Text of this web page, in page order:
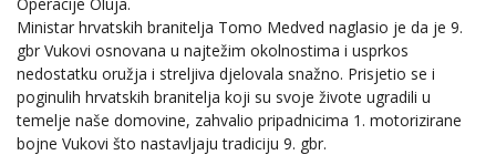
Ministar hrvatskih branitelja Tomo Medved naglasio je da je 9.
gbr Vukovi osnovana u najtežim okolnostima i usprkos
nedostatku oružja i streljiva djelovala snažno. Prisjetio se i
poginulih hrvatskih branitelja koji su svoje živote ugradili u
temelje naše domovine, zahvalio pripadnicima 1. motorizirane
bojne Vukovi što nastavljaju tradiciju 9. gbr.